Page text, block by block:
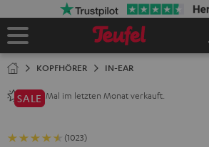
Startseite
KOPFHÖRER IN-EAR
2800+ Mal im letzten Monat verkauft.
SALE
(1023)